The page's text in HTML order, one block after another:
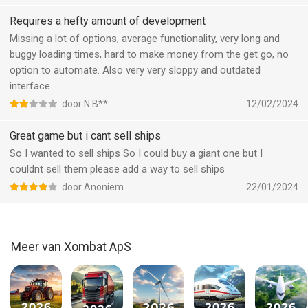
-Koop gebruikte schepen.
-Volg live je routes.
-Personaliseer je schepen zodat ze meer goederen kunnen
vervoeren.
-Verbeter de schepen zodat ze sneller over de wereld varen.
en gebruik je complexe strategie om de nieuwe baas van de
maritieme wereld te worden.
Deze game is 100% reclamevrij. Opmerking: je hebt een
games.com/legal/privacy-statement
--
Requires a hefty amount of development
Missing a lot of options, average functionality, very long and
buggy loading times, hard to make money from the get go, no
option to automate. Also very very sloppy and outdated
interface.
door N B** 12/02/2024
Great game but i cant sell ships
So I wanted to sell ships So I could buy a giant one but I
couldnt sell them please add a way to sell ships
door Anoniem 22/01/2024
Meer van Xombat ApS